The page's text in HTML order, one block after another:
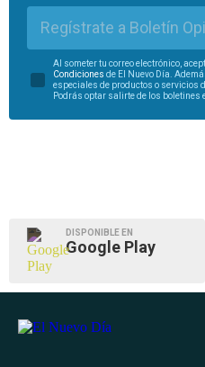
Regístrate a Boletín
Al someter tu correo electrónico,
Condiciones de El Nuevo Día.
especiales de productos o servicios
Podrás optar salirte de los boletines
DISPONIBLE EN
Google Play